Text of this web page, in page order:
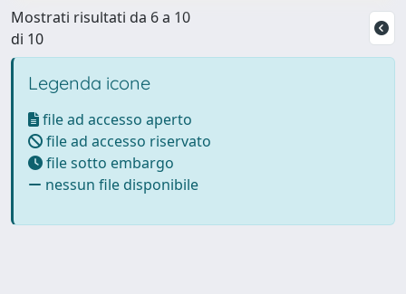
Mostrati risultati da 6 a 10
di 10
Legenda icone
file ad accesso aperto
file ad accesso riservato
file sotto embargo
nessun file disponibile